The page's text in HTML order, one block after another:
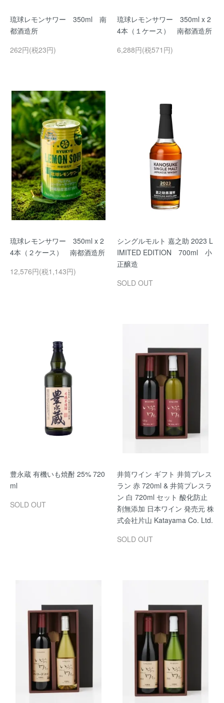
琉球レモンサワー 350ml 南
都酒造所
262円(税23円)
琉球レモンサワー 350ml x 2
4本（１ケース） 南都酒造所
6,288円(税571円)
琉球レモンサワー 350ml x 2
4本（２ケース） 南都酒造所
12,576円(税1,143円)
シングルモルト 嘉之助 2023 L
IMITED EDITION 700ml 小
正醸造
SOLD OUT
豊永蔵 有機いも焼酎 25% 720
ml
SOLD OUT
井筒ワイン ギフト 井筒プレス
ラン 赤 720ml & 井筒プレスラ
ン 白 720ml セット 酸化防止
剤無添加 日本ワイン 発売元 株
式会社片山 Katayama Co. Ltd.
SOLD OUT